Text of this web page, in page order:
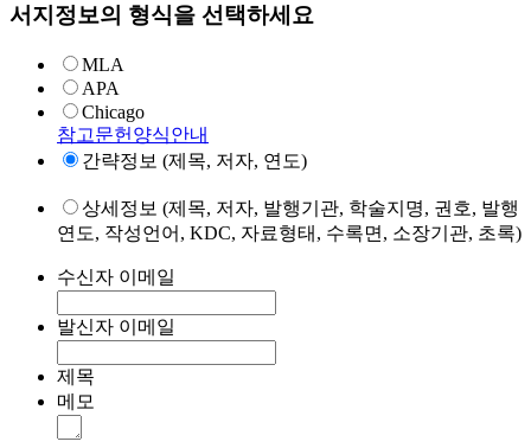
서지정보의 형식을 선택하세요
MLA
APA
Chicago
참고문헌양식안내
간략정보 (제목, 저자, 연도)
상세정보 (제목, 저자, 발행기관, 학술지명, 권호, 발행
연도, 작성언어, KDC, 자료형태, 수록면, 소장기관, 초록)
수신자 이메일
발신자 이메일
제목
메모